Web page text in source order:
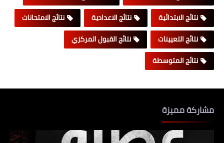
نتائج الابتدائية
نتائج الاعدادية
نتائج الامتحانات
نتائج التعيينات
نتائج القبول المركزي
نتائج المتوسطة
مشاركة مميزة